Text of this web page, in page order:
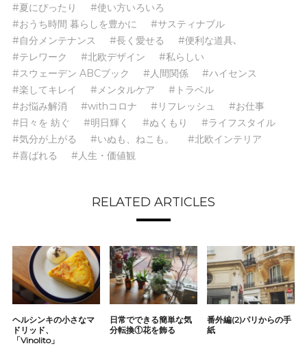
#夏にぴったり
#使い方いろいろ
#おうち時間 暮らしを豊かに
#サスティナブル
#自分メンテナンス
#長く愛せる
#便利な道具､
#テレワーク
#北欧デザイン
#私らしい
#スウェーデン ABCブック
#人間関係
#ハイセンス
#楽してキレイ
#メンタルケア
#トラベル
#お悩み解消
#withコロナ #リフレッシュ
#お仕事
#日々を 紡ぐ
#明日輝く #ぬくもり
#ライフスタイル
#気分が上がる
#いぬも、ねこも。
#北欧インテリア
#喜ばれる
#人生・価値観
RELATED ARTICLES
ヘルシンキの小さなマ
ドリッド、
「Vinolito」
日常でできる簡単な気
分転換①花を飾る
番外編(2)パリからの手
紙